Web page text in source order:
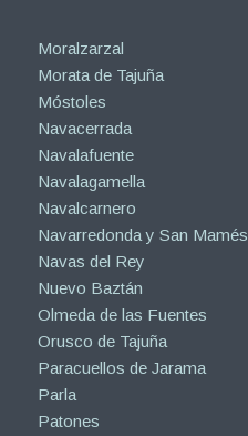
Moralzarzal
Morata de Tajuña
Móstoles
Navacerrada
Navalafuente
Navalagamella
Navalcarnero
Navarredonda y San Mamés
Navas del Rey
Nuevo Baztán
Olmeda de las Fuentes
Orusco de Tajuña
Paracuellos de Jarama
Parla
Patones